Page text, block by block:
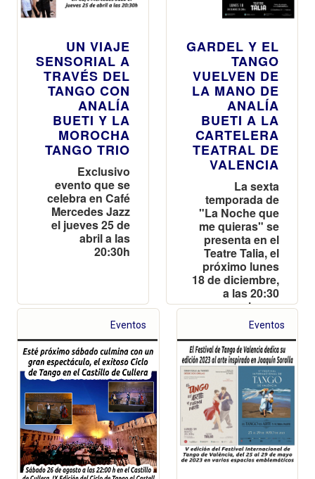
UN VIAJE
SENSORIAL A
TRAVÉS DEL
TANGO CON
ANALÍA
BUETI Y LA
MOROCHA
TANGO TRIO
Exclusivo
evento que se
celebra en Café
Mercedes Jazz
el jueves 25 de
abril a las
20:30h
GARDEL Y EL
TANGO
VUELVEN DE
LA MANO DE
ANALÍA
BUETI A LA
CARTELERA
TEATRAL DE
VALENCIA
La sexta
temporada de
"La Noche que
me quieras" se
presenta en el
Teatre Talia, el
próximo lunes
18 de diciembre,
a las 20:30
horas
Eventos Eventos